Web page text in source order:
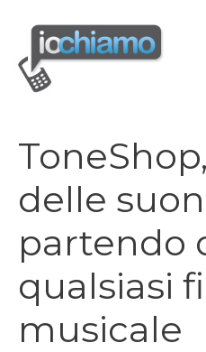
contenuto
delle
partendo
qualsiasi
musicale